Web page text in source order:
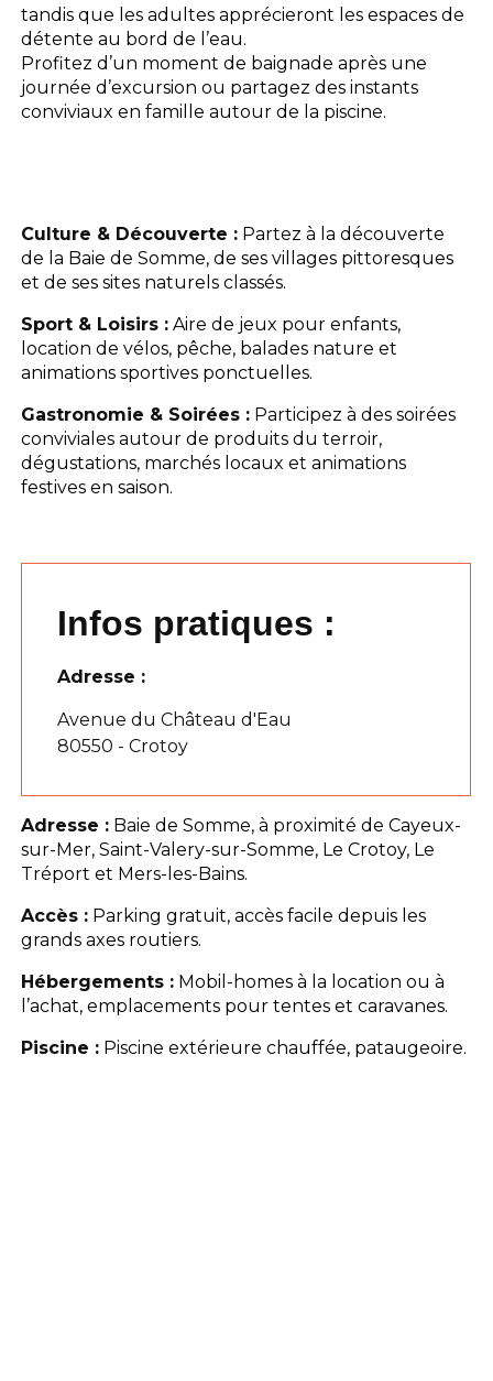
tandis que les adultes apprécieront les espaces de
détente au bord de l’eau.
Profitez d’un moment de baignade après une
journée d’excursion ou partagez des instants
conviviaux en famille autour de la piscine.
Culture & Découverte : Partez à la découverte
de la Baie de Somme, de ses villages pittoresques
et de ses sites naturels classés.
Sport & Loisirs : Aire de jeux pour enfants,
location de vélos, pêche, balades nature et
animations sportives ponctuelles.
Gastronomie & Soirées : Participez à des soirées
conviviales autour de produits du terroir,
dégustations, marchés locaux et animations
festives en saison.
Infos pratiques :
Adresse :
Avenue du Château d'Eau
80550 - Crotoy
Adresse : Baie de Somme, à proximité de Cayeux-
sur-Mer, Saint-Valery-sur-Somme, Le Crotoy, Le
Tréport et Mers-les-Bains.
Accès : Parking gratuit, accès facile depuis les
grands axes routiers.
Hébergements : Mobil-homes à la location ou à
l’achat, emplacements pour tentes et caravanes.
Piscine : Piscine extérieure chauffée, pataugeoire.